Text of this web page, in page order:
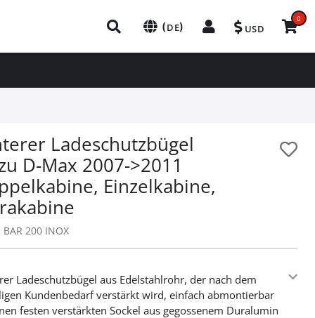
(DE) USD
0
Ladeschutzbügel
D-Max 2007->2011
Einzelkabine,
BAR 200 INOX
Ladeschutzbügel aus Edelstahlrohr, der nach dem
Kundenbedarf verstärkt wird, einfach abmontierbar
festen verstärkten Sockel aus gegossenem Duralumin